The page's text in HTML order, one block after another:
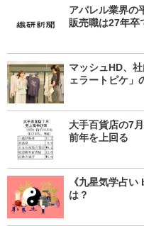
アパレル業界の
販売職は27年卒
マッシュHD、
ェラートピケ」
大手百貨店の7
前年を上回る
《九星気学占
は？